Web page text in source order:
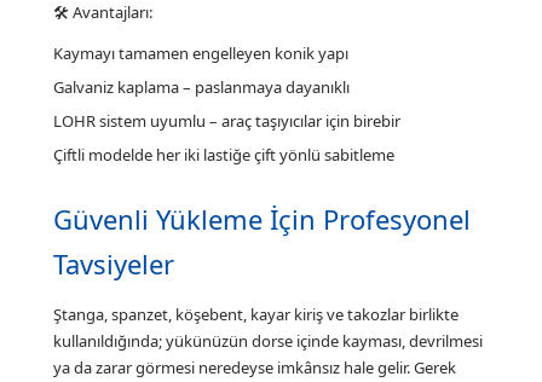
🛠 Avantajları:
Kaymayı tamamen engelleyen konik yapı
Galvaniz kaplama – paslanmaya dayanıklı
LOHR sistem uyumlu – araç taşıyıcılar için birebir
Çiftli modelde her iki lastiğe çift yönlü sabitleme
Güvenli Yükleme İçin Profesyonel
Tavsiyeler
Ştanga, spanzet, köşebent, kayar kiriş ve takozlar birlikte
kullanıldığında; yükünüzün dorse içinde kayması, devrilmesi
ya da zarar görmesi neredeyse imkânsız hale gelir. Gerek